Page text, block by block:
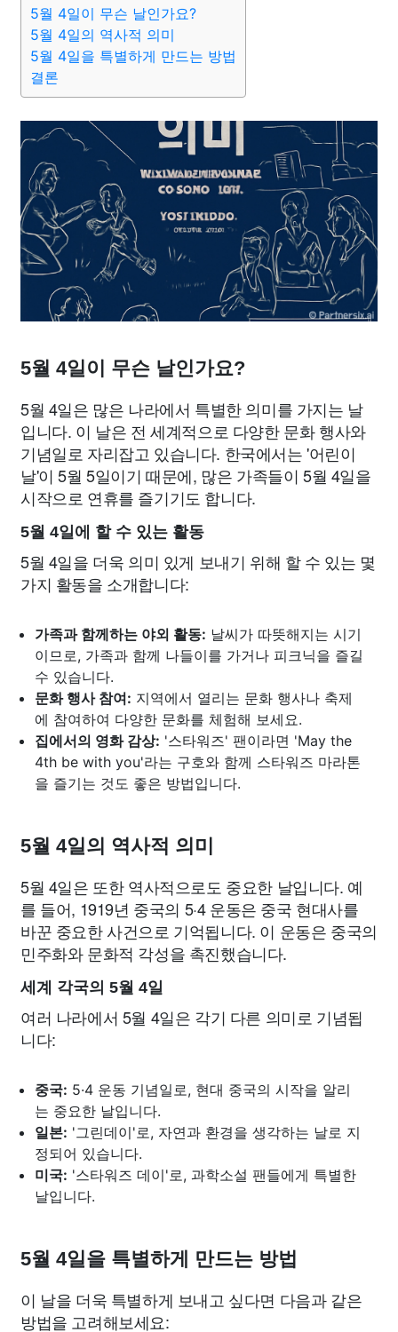
5월 4일이 무슨 날인가요?
5월 4일의 역사적 의미
5월 4일을 특별하게 만드는 방법
결론
5월 4일이 무슨 날인가요?
5월 4일은 많은 나라에서 특별한 의미를 가지는 날
입니다. 이 날은 전 세계적으로 다양한 문화 행사와
기념일로 자리잡고 있습니다. 한국에서는 '어린이
날'이 5월 5일이기 때문에, 많은 가족들이 5월 4일을
시작으로 연휴를 즐기기도 합니다.
5월 4일에 할 수 있는 활동
5월 4일을 더욱 의미 있게 보내기 위해 할 수 있는 몇
가지 활동을 소개합니다:
가족과 함께하는 야외 활동: 날씨가 따뜻해지는 시기
이므로, 가족과 함께 나들이를 가거나 피크닉을 즐길
수 있습니다.
문화 행사 참여: 지역에서 열리는 문화 행사나 축제
에 참여하여 다양한 문화를 체험해 보세요.
집에서의 영화 감상: '스타워즈' 팬이라면 'May the
4th be with you'라는 구호와 함께 스타워즈 마라톤
을 즐기는 것도 좋은 방법입니다.
5월 4일의 역사적 의미
5월 4일은 또한 역사적으로도 중요한 날입니다. 예
를 들어, 1919년 중국의 5·4 운동은 중국 현대사를
바꾼 중요한 사건으로 기억됩니다. 이 운동은 중국의
민주화와 문화적 각성을 촉진했습니다.
세계 각국의 5월 4일
여러 나라에서 5월 4일은 각기 다른 의미로 기념됩
니다:
중국: 5·4 운동 기념일로, 현대 중국의 시작을 알리
는 중요한 날입니다.
일본: '그린데이'로, 자연과 환경을 생각하는 날로 지
정되어 있습니다.
미국: '스타워즈 데이'로, 과학소설 팬들에게 특별한
날입니다.
5월 4일을 특별하게 만드는 방법
이 날을 더욱 특별하게 보내고 싶다면 다음과 같은
방법을 고려해보세요: